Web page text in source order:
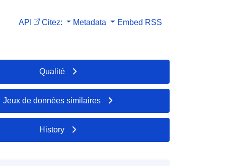
API Citez: Metadata Embed RSS
Qualité
Jeux de données similaires
History